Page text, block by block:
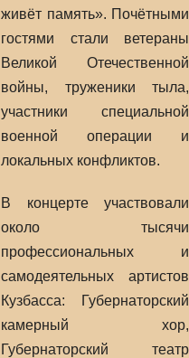
живёт память». Почётными
гостями стали ветераны
Великой Отечественной
войны, труженики тыла,
участники специальной
военной операции и
локальных конфликтов.
В концерте участвовали
около тысячи
профессиональных и
самодеятельных артистов
Кузбасса: Губернаторский
камерный хор,
Губернаторский театр